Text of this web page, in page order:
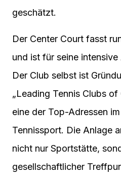
geschätzt.
Der Center Court fasst
und ist für seine
Der Club selbst ist
„Leading Tennis Clubs
eine der Top-Adressen
Tennissport. Die Anlage
nicht nur Sportstätte,
gesellschaftlicher